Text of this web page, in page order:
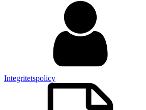
Integritetspolicy